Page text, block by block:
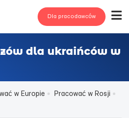
Dla pracodawców
dla ukraińców w
w Europie
Pracować w Rosji